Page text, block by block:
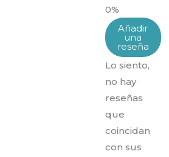
0%
Añadir
una
reseña
Lo siento,
no hay
reseñas
que
coincidan
con sus